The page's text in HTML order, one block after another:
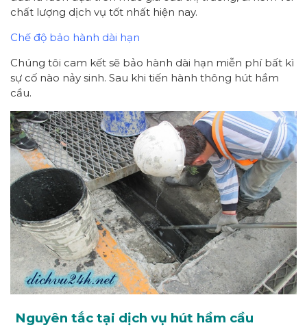
chất lượng dịch vụ tốt nhất hiện nay.
Chế độ bảo hành dài hạn
Chúng tôi cam kết sẽ bảo hành dài hạn miễn phí bất kì
sự cố nào nảy sinh. Sau khi tiến hành thông hút hầm
cầu.
Nguyên tắc tại dịch vụ hút hầm cầu